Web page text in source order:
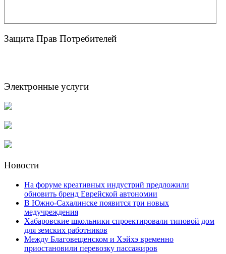
Защита Прав Потребителей
Электронные услуги
Новости
На форуме креативных индустрий предложили
обновить бренд Еврейской автономии
В Южно-Сахалинске появится три новых
медучреждения
Хабаровские школьники спроектировали типовой дом
для земских работников
Между Благовещенском и Хэйхэ временно
приостановили перевозку пассажиров